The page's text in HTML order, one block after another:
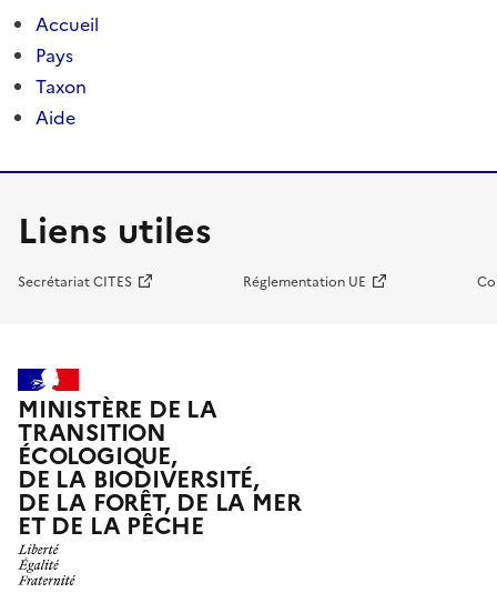
Accueil
Pays
Taxon
Aide
Liens utiles
Secrétariat CITES Réglementation UE
MINISTÈRE DE LA
TRANSITION
ÉCOLOGIQUE,
DE LA BIODIVERSITÉ,
DE LA FORÊT, DE LA MER
ET DE LA PÊCHE